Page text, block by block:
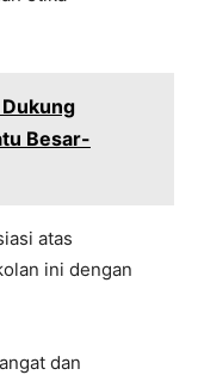
Besar-
atas
ini dengan
dan